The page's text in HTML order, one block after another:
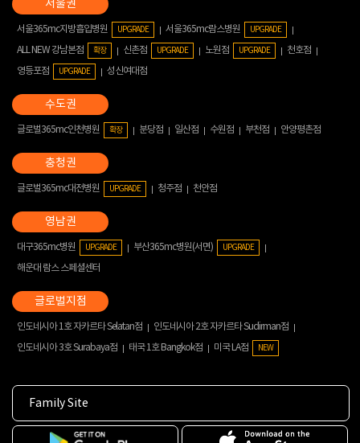
서울365mc지방흡입병원 UPGRADE 서울365mc람스병원 UPGRADE
ALL NEW 강남본점 확장 신촌점 UPGRADE 노원점 UPGRADE
천호점
영등포점
UPGRADE 성신여대점
글로벌365mc인천병원 확장 분당점 일산점 수원점 부천점 안양평촌점
글로벌365mc대전병원 UPGRADE 청주점 천안점
대구365mc병원 UPGRADE 부산365mc병원(서면) UPGRADE
해운대 람스 스페셜센터
인도네시아 1호 자카르타 Selatan점
인도네시아 2호 자카르타 Sudirman점
인도네시아 3호 Surabaya점
태국 1호 Bangkok점 미국 LA점 NEW
Family Site